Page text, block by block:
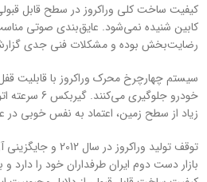
کیفیت ساخت کلی وراکروز در سطح قابل
کابین شنیده نمی‌شود. عایق‌بندی صوتی
رضایت‌بخش بوده و مشکلات فنی جدی
سیستم چهارچرخ محرک وراکروز با قابلیت
خودرو
زیاد از سطح زمین، اعتماد به نفس خوبی در
بازار دست دوم ایران طرفداران خود را